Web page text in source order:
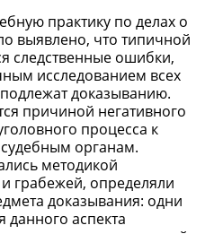
практику по делах о
выявлено, что типичной
следственные ошибки,
исследованием всех
доказыванию.
причиной негативного
процесса к
органам.
методикой
грабежей, определяли
доказывания: одни
данного аспекта